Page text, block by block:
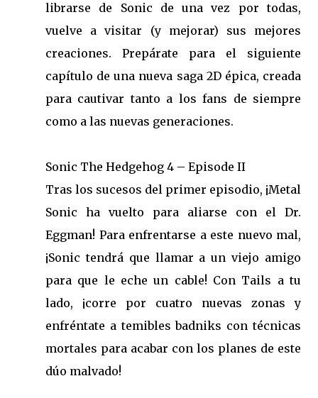
librarse de Sonic de una vez por todas,
vuelve a visitar (y mejorar) sus mejores
creaciones. Prepárate para el siguiente
capítulo de una nueva saga 2D épica, creada
para cautivar tanto a los fans de siempre
como a las nuevas generaciones.
Sonic The Hedgehog 4 – Episode II
Tras los sucesos del primer episodio, ¡Metal
Sonic ha vuelto para aliarse con el Dr.
Eggman! Para enfrentarse a este nuevo mal,
¡Sonic tendrá que llamar a un viejo amigo
para que le eche un cable! Con Tails a tu
lado, ¡corre por cuatro nuevas zonas y
enfréntate a temibles badniks con técnicas
mortales para acabar con los planes de este
dúo malvado!